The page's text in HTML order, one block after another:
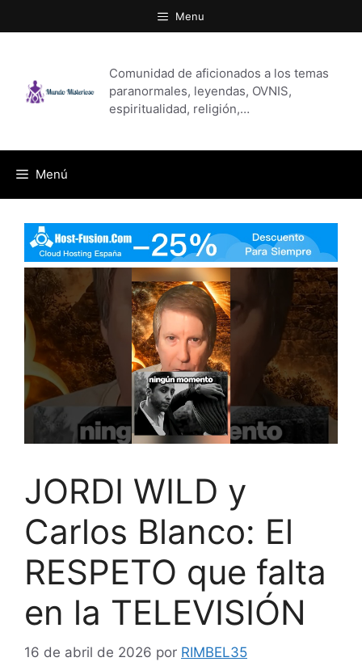
al
Menu
Comunidad de aficionados a los temas
paranormales, leyendas, OVNIS,
espiritualidad, religión,…
Menú
JORDI WILD y
Carlos Blanco: El
RESPETO que falta
en la TELEVISIÓN
16 de abril de 2026 por RIMBEL35